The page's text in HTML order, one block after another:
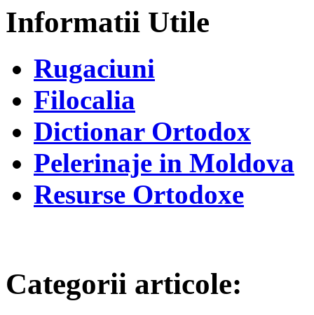
Informatii Utile
Rugaciuni
Filocalia
Dictionar Ortodox
Pelerinaje in Moldova
Resurse Ortodoxe
Categorii articole: